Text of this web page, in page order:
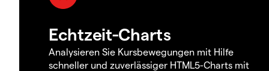
Echtzeit-Charts
Analysieren Sie Kursbewegungen mit Hilfe
schneller und zuverlässiger HTML5-Charts mit